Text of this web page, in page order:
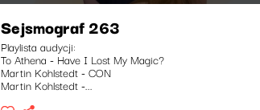
Sejsmograf 263
Playlista audycji:
To Athena - Have I Lost My Magic?
Martin Kohlstedt - CON
Martin Kohlstedt -...